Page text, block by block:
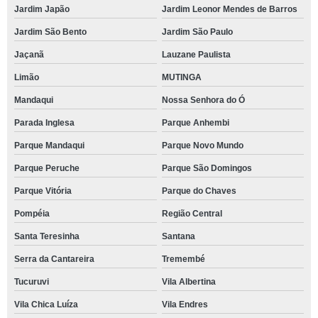
Jardim Japão Jardim Leonor Mendes de Barros
Jardim São Bento Jardim São Paulo
Jaçanã Lauzane Paulista
Limão MUTINGA
Mandaqui Nossa Senhora do Ó
Parada Inglesa Parque Anhembi
Parque Mandaqui Parque Novo Mundo
Parque Peruche Parque São Domingos
Parque Vitória Parque do Chaves
Pompéia Região Central
Santa Teresinha Santana
Serra da Cantareira Tremembé
Tucuruvi Vila Albertina
Vila Chica Luíza Vila Endres